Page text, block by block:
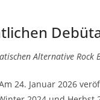
Alternative Rock
Am 24. Januar 2026